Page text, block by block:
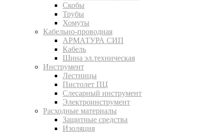
Скобы
Трубы
Хомуты
Кабельно-проводная
АРМАТУРА СИП
Кабель
Шина эл.техническая
Инструмент
Лестницы
Пистолет ПЦ
Слесарный инструмент
Электроинструмент
Расходные материалы
Защитные средства
Изоляция